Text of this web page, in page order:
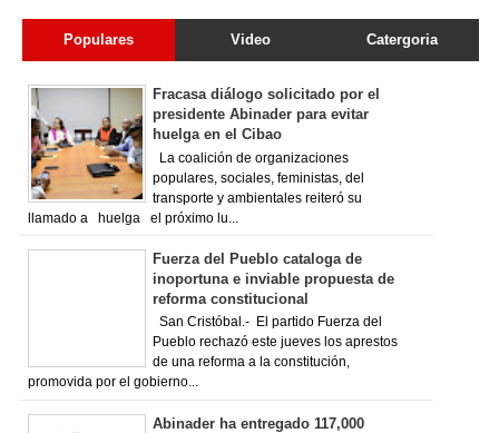
Populares Video Catergoria
Fracasa diálogo solicitado por el
presidente Abinader para evitar
huelga en el Cibao
La coalición de organizaciones
populares, sociales, feministas, del
transporte y ambientales reiteró su
llamado a huelga el próximo lu...
Fuerza del Pueblo cataloga de
inoportuna e inviable propuesta de
reforma constitucional
San Cristóbal.- El partido Fuerza del
Pueblo rechazó este jueves los aprestos
de una reforma a la constitución,
promovida por el gobierno...
Abinader ha entregado 117,000